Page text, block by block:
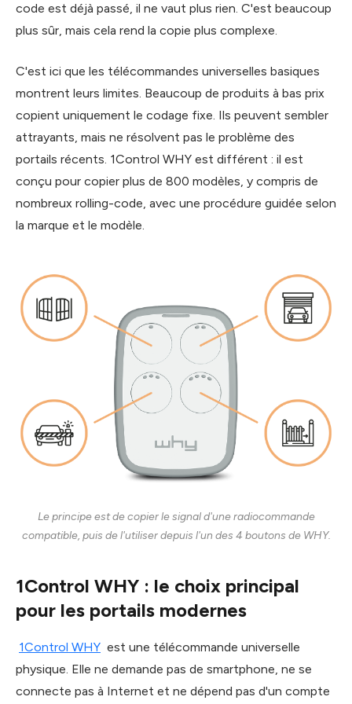
code est déjà passé, il ne vaut plus rien. C'est beaucoup
plus sûr, mais cela rend la copie plus complexe.
C'est ici que les télécommandes universelles basiques
montrent leurs limites. Beaucoup de produits à bas prix
copient uniquement le codage fixe. Ils peuvent sembler
attrayants, mais ne résolvent pas le problème des
portails récents. 1Control WHY est différent : il est
conçu pour copier plus de 800 modèles, y compris de
nombreux rolling-code, avec une procédure guidée selon
la marque et le modèle.
Le principe est de copier le signal d'une radiocommande
compatible, puis de l'utiliser depuis l'un des 4 boutons de WHY.
1Control WHY : le choix principal
pour les portails modernes
1Control WHY est une télécommande universelle
physique. Elle ne demande pas de smartphone, ne se
connecte pas à Internet et ne dépend pas d'un compte